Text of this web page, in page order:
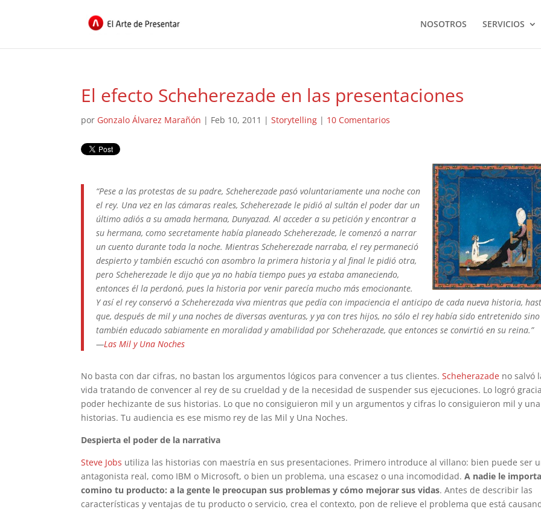
NOSOTROS SERVICIOS
El efecto Scheherezade en las presentaciones
por Gonzalo Álvarez Marañón | Feb 10, 2011 |Storytelling | 10 Comentarios
“Pese a las protestas de su padre, Scheherezade pasó voluntariamente una noche con
el rey. Una vez en las cámaras reales, Scheherezade le pidió al sultán el poder dar un
último adiós a su amada hermana, Dunyazad. Al acceder a su petición y encontrar a
su hermana, como secretamente había planeado Scheherezade, le comenzó a narrar
un cuento durante toda la noche. Mientras Scheherezade narraba, el rey permaneció
despierto y también escuchó con asombro la primera historia y al final le pidió otra,
pero Scheherezade le dijo que ya no había tiempo pues ya estaba amaneciendo,
entonces él la perdonó, pues la historia por venir parecía mucho más emocionante.
Y así el rey conservó a Scheherezada viva mientras que pedía con impaciencia el anticipo de cada nueva historia,
que, después de mil y una noches de diversas aventuras, y ya con tres hijos, no sólo el rey había sido entretenido sino
también educado sabiamente en moralidad y amabilidad por Scheherazade, que entonces se convirtió en su reina.”
—Las Mil y Una Noches
No basta con dar cifras, no bastan los argumentos lógicos para convencer a tus clientes.Scheherazade no salvó
vida tratando de convencer al rey de su crueldad y de la necesidad de suspender sus ejecuciones. Lo logró
poder hechizante de sus historias. Lo que no consiguieron mil y un argumentos y cifras lo consiguieron mil y una
historias. Tu audiencia es ese mismo rey de las Mil y Una Noches.
Despierta el poder de la narrativa
Steve Jobs utiliza las historias con maestría en sus presentaciones. Primero introduce al villano: bien puede ser
antagonista real, como IBM o Microsoft, o bien un problema, una escasez o una incomodidad.A nadie le
comino tu producto: a la gente le preocupan sus problemas y cómo mejorar sus vidas. Antes de describir las
características y ventajas de tu producto o servicio, crea el contexto, pon de relieve el problema que está